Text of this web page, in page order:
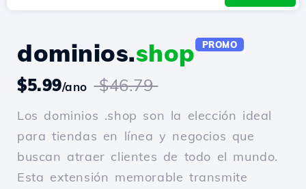
dominios.shop PROMO
$5.99/ano $46.79
Los dominios .shop son la elección ideal
para tiendas en línea y negocios que
buscan atraer clientes de todo el mundo.
Esta extensión memorable transmite